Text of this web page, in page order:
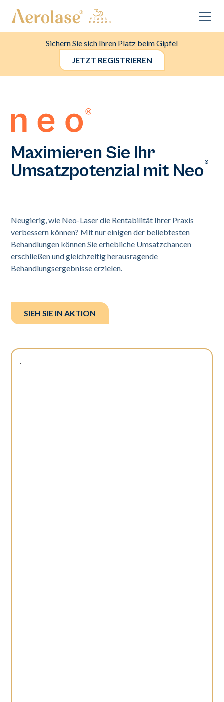
Sichern Sie sich Ihren Platz beim Gipfel
JETZT REGISTRIEREN
Maximieren Sie Ihr
Umsatzpotenzial mit Neo®
Neugierig, wie Neo-Laser die Rentabilität Ihrer Praxis
verbessern können? Mit nur einigen der beliebtesten
Behandlungen können Sie erhebliche Umsatzchancen
erschließen und gleichzeitig herausragende
Behandlungsergebnisse erzielen.
SIEH SIE IN AKTION